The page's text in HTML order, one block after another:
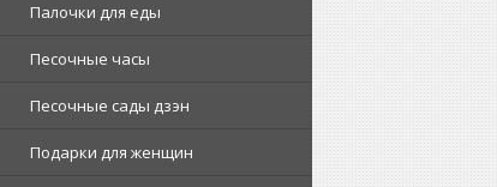
Палочки для еды
Песочные часы
Песочные сады дзэн
Подарки для женщин